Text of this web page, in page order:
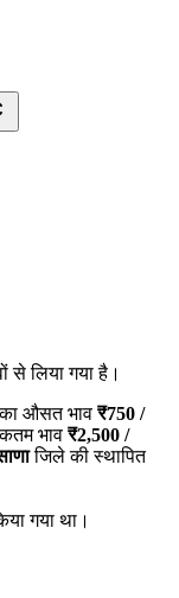
से लिया गया है।
औसत भाव ₹750 /
भाव ₹2,500 /
जिले की स्थापित
गया था।